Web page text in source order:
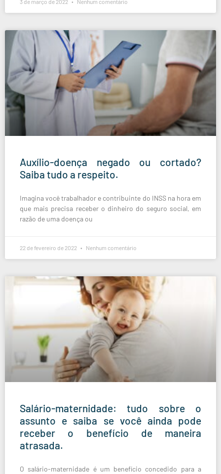
3 de março de 2022 Nenhum comentário
Auxílio-doença negado ou cortado?
Saiba tudo a respeito.
Imagina você trabalhador e contribuinte do INSS na hora em
que mais precisa receber o dinheiro do seguro social, em
razão de uma doença ou
22 de fevereiro de 2022 Nenhum comentário
Salário-maternidade: tudo sobre o
assunto e saiba se você ainda pode
receber o benefício de maneira
atrasada.
O salário-maternidade é um benefício concedido para a